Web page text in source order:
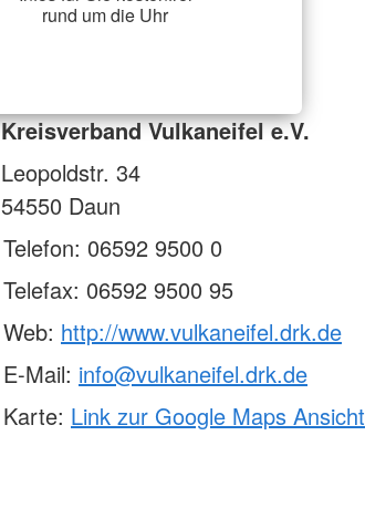
rund um die Uhr
Kreisverband Vulkaneifel e.V.
Leopoldstr. 34
54550 Daun
Telefon: 06592 9500 0
Telefax: 06592 9500 95
Web: http://www.vulkaneifel.drk.de
E-Mail: info@vulkaneifel.drk.de
Karte: Link zur Google Maps Ansicht